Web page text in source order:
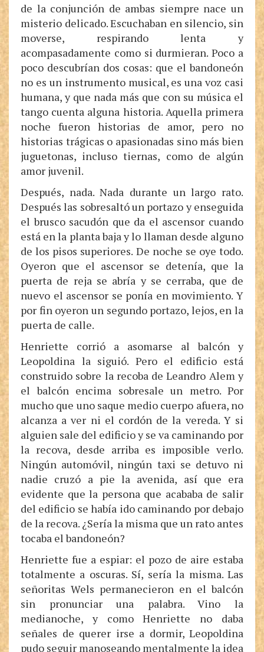
de la conjunción de ambas siempre nace un
misterio delicado. Escuchaban en silencio, sin
moverse, respirando lenta y
acompasadamente como si durmieran. Poco a
poco descubrían dos cosas: que el bandoneón
no es un instrumento musical, es una voz casi
humana, y que nada más que con su música el
tango cuenta alguna historia. Aquella primera
noche fueron historias de amor, pero no
historias trágicas o apasionadas sino más bien
juguetonas, incluso tiernas, como de algún
amor juvenil.
Después, nada. Nada durante un largo rato.
Después las sobresaltó un portazo y enseguida
el brusco sacudón que da el ascensor cuando
está en la planta baja y lo llaman desde alguno
de los pisos superiores. De noche se oye todo.
Oyeron que el ascensor se detenía, que la
puerta de reja se abría y se cerraba, que de
nuevo el ascensor se ponía en movimiento. Y
por fin oyeron un segundo portazo, lejos, en la
puerta de calle.
Henriette corrió a asomarse al balcón y
Leopoldina la siguió. Pero el edificio está
construido sobre la recoba de Leandro Alem y
el balcón encima sobresale un metro. Por
mucho que uno saque medio cuerpo afuera, no
alcanza a ver ni el cordón de la vereda. Y si
alguien sale del edificio y se va caminando por
la recova, desde arriba es imposible verlo.
Ningún automóvil, ningún taxi se detuvo ni
nadie cruzó a pie la avenida, así que era
evidente que la persona que acababa de salir
del edificio se había ido caminando por debajo
de la recova. ¿Sería la misma que un rato antes
tocaba el bandoneón?
Henriette fue a espiar: el pozo de aire estaba
totalmente a oscuras. Sí, sería la misma. Las
señoritas Wels permanecieron en el balcón
sin pronunciar una palabra. Vino la
medianoche, y como Henriette no daba
señales de querer irse a dormir, Leopoldina
pudo seguir manoseando mentalmente la idea